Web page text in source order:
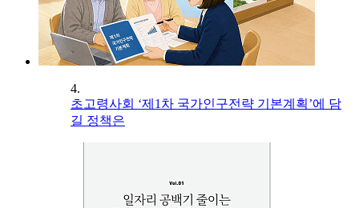
4.
초고령사회 ‘제1차 국가인구전략 기본계획’에 담
길 정책은